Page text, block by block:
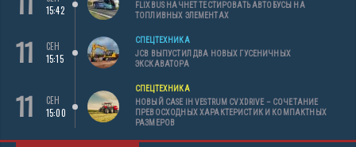
15:42
FLIXBUS НАЧНЕТ ТЕСТИРОВАТЬ АВТОБУСЫ НА
ТОПЛИВНЫХ ЭЛЕМЕНТАХ
11
СЕН
15:15
СПЕЦТЕХНИКА
JCB ВЫПУСТИЛ ДВА НОВЫХ ГУСЕНИЧНЫХ
ЭКСКАВАТОРА
11
СЕН
15:00
СПЕЦТЕХНИКА
НОВЫЙ CASE IH VESTRUM CVXDRIVE – СОЧЕТАНИЕ
ПРЕВОСХОДНЫХ ХАРАКТЕРИСТИК И КОМПАКТНЫХ
РАЗМЕРОВ